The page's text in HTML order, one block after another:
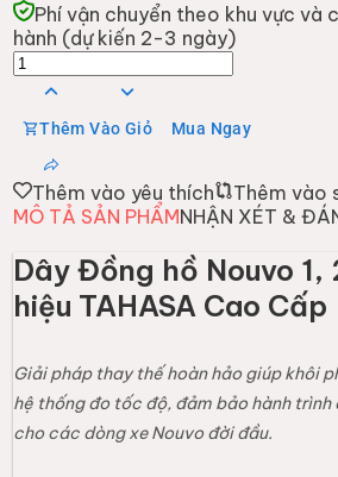
Phí vận chuyển theo khu vực và
hành (dự kiến 2-3 ngày)
Thêm Vào Giỏ Mua Ngay
Thêm vào yêu thích
Thêm vào
MÔ TẢ SẢN PHẨMNHẬN XÉT &
Dây Đồng hồ Nouvo 1,
hiệu TAHASA Cao Cấp
Giải pháp thay thế hoàn hảo giúp khôi
hệ thống đo tốc độ, đảm bảo hành
cho các dòng xe Nouvo đời đầu.